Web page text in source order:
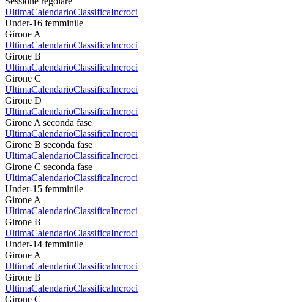
UltimaCalendarioClassificaIncroci
Under-16 femminile
Girone A
UltimaCalendarioClassificaIncroci
Girone B
UltimaCalendarioClassificaIncroci
Girone C
UltimaCalendarioClassificaIncroci
Girone D
UltimaCalendarioClassificaIncroci
Girone A seconda fase
UltimaCalendarioClassificaIncroci
Girone B seconda fase
UltimaCalendarioClassificaIncroci
Girone C seconda fase
UltimaCalendarioClassificaIncroci
Under-15 femminile
Girone A
UltimaCalendarioClassificaIncroci
Girone B
UltimaCalendarioClassificaIncroci
Under-14 femminile
Girone A
UltimaCalendarioClassificaIncroci
Girone B
UltimaCalendarioClassificaIncroci
Girone C